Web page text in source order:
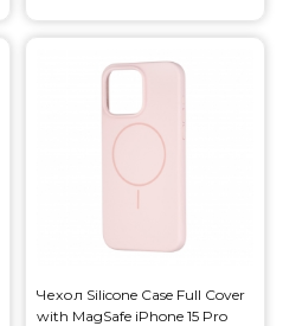
Чехол Silicone Case Full Cover
with MagSafe iPhone 15 Pro